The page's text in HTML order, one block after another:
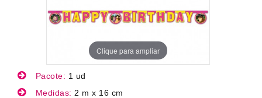
Clique para ampliar
Pacote: 1 ud
Medidas: 2 m x 16 cm